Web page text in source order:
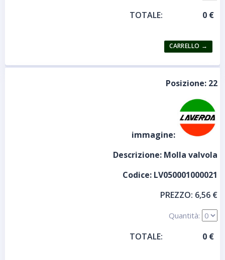
TOTALE:
Posizione: 22
immagine:
Descrizione: Molla valvola
Codice: LV050001000021
PREZZO: 6,56 €
Quantità:
TOTALE: